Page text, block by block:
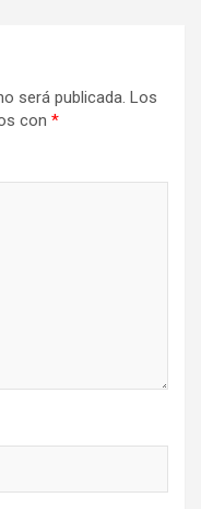
será publicada. Los
con *